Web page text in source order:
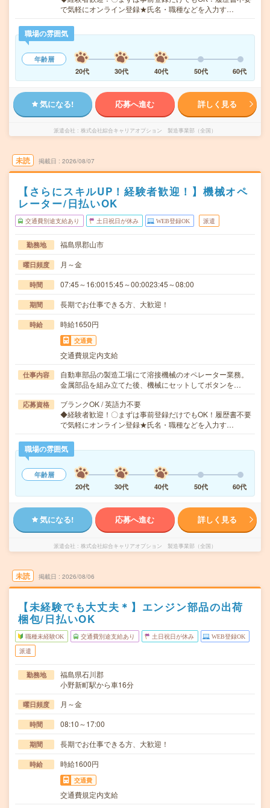
で気軽にオンライン登録★氏名・職種などを入力す…
職場の雰囲気
年齢層
20代
30代 40代 50代 60代
気になる! 応募へ進む 詳しく見る
派遣会社 株式会社綜合キャリアオプション 製造事業部（全国）
未読 掲載日 2026/08/07
【さらにスキルUP！経験者歓迎！】機械オペ
レーター/日払いOK
交通費別途支給あり 土日祝日が休み WEB登録OK 派遣
勤務地 福島県郡山市
曜日頻度 月～金
時間 07:45～16:0015:45～00:0023:45～08:00
期間 長期でお仕事できる方、大歓迎！
時給 時給1650円
交通費
交通費規定内支給
仕事内容
自動車部品の製造工場にて溶接機械のオペレーター業務。
金属部品を組み立てた後、機械にセットしてボタンを…
応募資格
ブランクOK / 英語力不要
◆経験者歓迎！〇まずは事前登録だけでもOK！履歴書不要
で気軽にオンライン登録★氏名・職種などを入力す…
職場の雰囲気
年齢層
20代
30代 40代 50代 60代
気になる! 応募へ進む 詳しく見る
派遣会社 株式会社綜合キャリアオプション 製造事業部（全国）
未読 掲載日 2026/08/06
【未経験でも大丈夫＊】エンジン部品の出荷
梱包/日払いOK
職種未経験OK 交通費別途支給あり 土日祝日が休み WEB登録OK
派遣
勤務地
福島県石川郡
小野新町駅から車16分
曜日頻度 月～金
時間 08:10～17:00
期間 長期でお仕事できる方、大歓迎！
時給 時給1600円
交通費
交通費規定内支給